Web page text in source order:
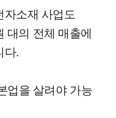
소재 사업도
대의 전체 매출에
다.
업을 살려야 가능